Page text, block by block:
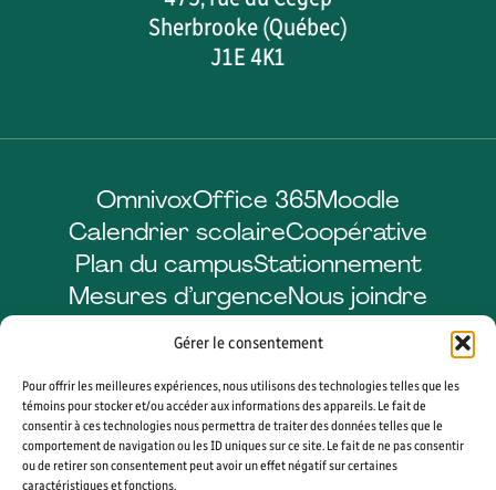
Gérer le consentement
Pour offrir les meilleures expériences, nous utilisons des technologies telles que les
témoins pour stocker et/ou accéder aux informations des appareils. Le fait de
consentir à ces technologies nous permettra de traiter des données telles que le
comportement de navigation ou les ID uniques sur ce site. Le fait de ne pas consentir
ou de retirer son consentement peut avoir un effet négatif sur certaines
caractéristiques et fonctions.
Sherbrooke (Québec)
J1E 4K1
OmnivoxOffice 365Moodle
Calendrier scolaireCoopérative
Plan du campusStationnement
Mesures d’urgenceNous joindre
FacebookLinkedInInstagramYouTube